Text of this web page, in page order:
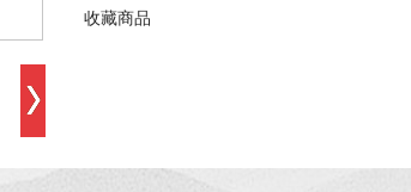
收藏商品